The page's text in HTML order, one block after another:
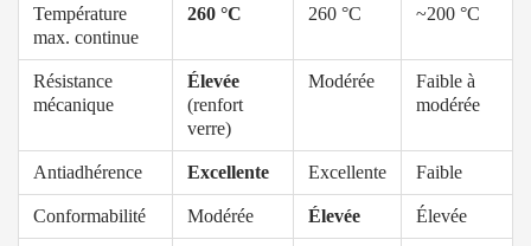
Température
max. continue
260 °C 260 °C ~200 °C
Résistance
mécanique
Élevée
(renfort
verre)
Modérée
Faible à
modérée
Antiadhérence Excellente Excellente Faible
Conformabilité Modérée Élevée Élevée